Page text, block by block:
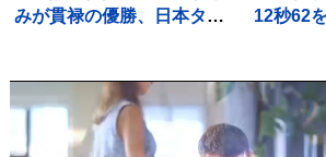
みが貫禄の優勝、日本タイ
本新をマーク【陸上・富士
北麓ワールドトライアル】
12秒62
麓ワー